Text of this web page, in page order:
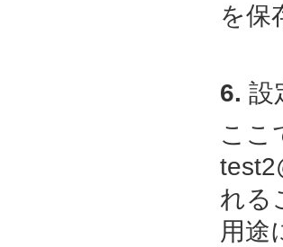
を保
6. 設
ここ
れる
用途